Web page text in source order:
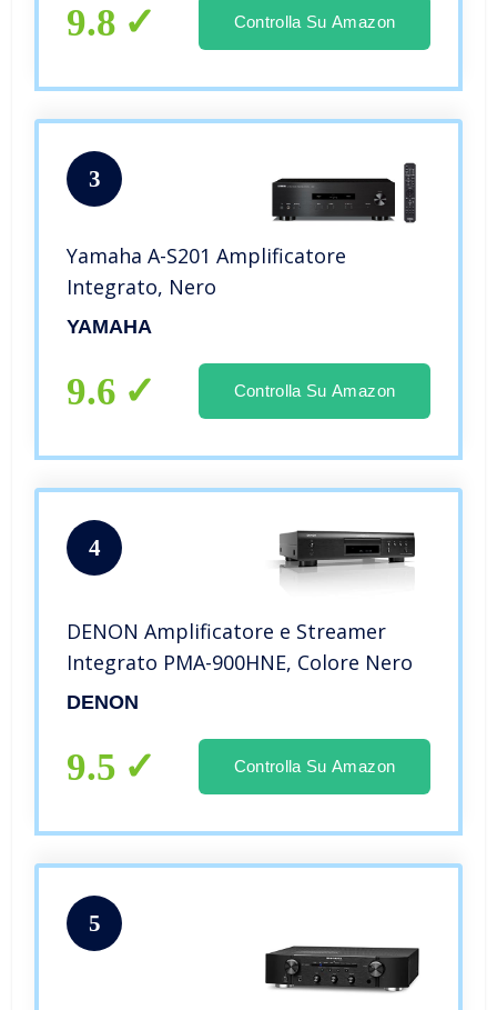
9.8 Controlla Su Amazon
3
Yamaha A-S201 Amplificatore
Integrato, Nero
YAMAHA
9.6 Controlla Su Amazon
4
DENON Amplificatore e Streamer
Integrato PMA-900HNE, Colore Nero
DENON
9.5 Controlla Su Amazon
5